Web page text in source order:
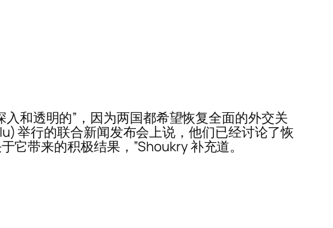
和透明的”，因为两国都希望恢复全面的外交关
举行的联合新闻发布会上说，他们已经讨论了恢
带来的积极结果，”Shoukry 补充道。